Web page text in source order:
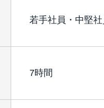
若手社員・中堅社
7時間